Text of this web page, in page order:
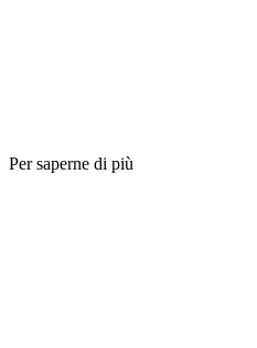
Per saperne di più